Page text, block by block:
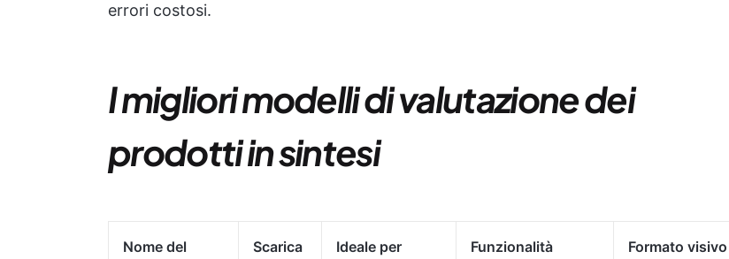
errori costosi.
I migliori modelli di valutazione dei
prodotti in sintesi
Nome del
Scarica
Ideale per
Funzionalità
Formato visivo